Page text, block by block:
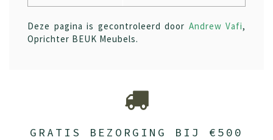
Deze pagina is gecontroleerd door Andrew Vafi,
Oprichter BEUK Meubels.
GRATIS BEZORGING BIJ €500